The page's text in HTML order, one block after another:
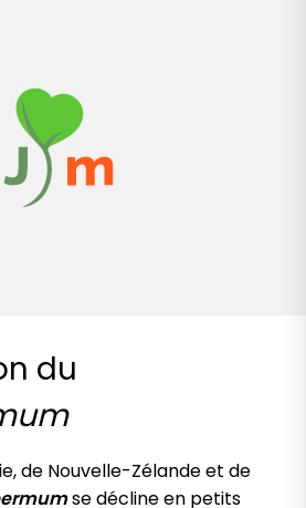
du
de Nouvelle-Zélande et de
se décline en petits